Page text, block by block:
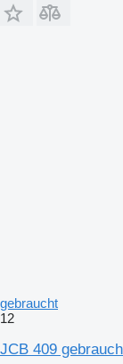
gebraucht
12
JCB 409